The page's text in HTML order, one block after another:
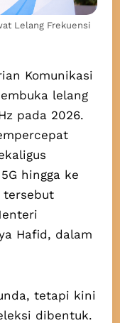
Lelang Frekuensi
Komunikasi
lelang
pada 2026.
hingga ke
tersebut
Hafid, dalam
tetapi kini
dibentuk.